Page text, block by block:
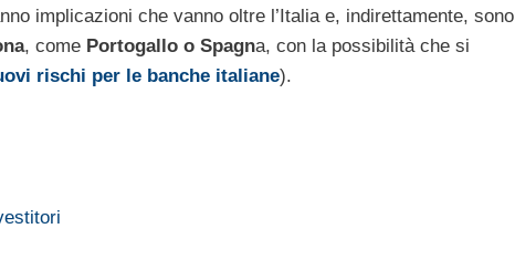
implicazioni che vanno oltre l’Italia e, indirettamente, sono
, come Portogallo o Spagna, con la possibilità che si
rischi per le banche italiane).